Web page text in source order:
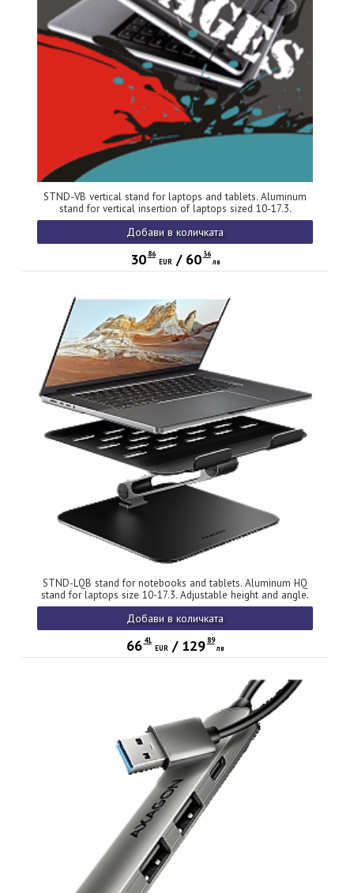
STND-VB vertical stand for laptops and tablets. Aluminum
stand for vertical insertion of laptops sized 10-17.3.
Adjustable slot width 9.5-25.5 mm. Black version.
Добави в количката
30 86
EUR/ 60 36
лв
STND-LQB stand for notebooks and tablets. Aluminum HQ
stand for laptops size 10-17.3. Adjustable height and angle.
Black.
Добави в количката
66 41
EUR/ 129 89
лв